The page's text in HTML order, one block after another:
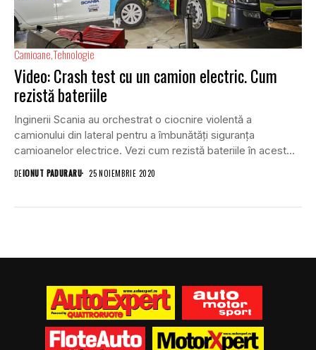
CamioaneTehnologie
Video: Crash test cu un camion electric. Cum
rezistă bateriile
Inginerii Scania au orchestrat o ciocnire violentă a
camionului din lateral pentru a îmbunătăți siguranța
camioanelor electrice. Vezi cum rezistă bateriile în acest...
DEIONUT PADURARU 25 NOIEMBRIE 2020